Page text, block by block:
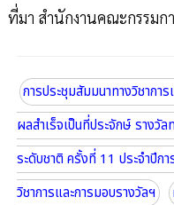
ที่มา สำนักงานคณะกรรม
การประชุมสัมมนาทางวิชากา
ผลสำเร็จเป็นที่ประจักษ์ รางวั
ระดับชาติ ครั้งที่ 11 ประจำปีก
วิชาการและการมอบรางวัลฯ